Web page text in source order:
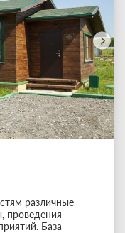
различные
проведения
База